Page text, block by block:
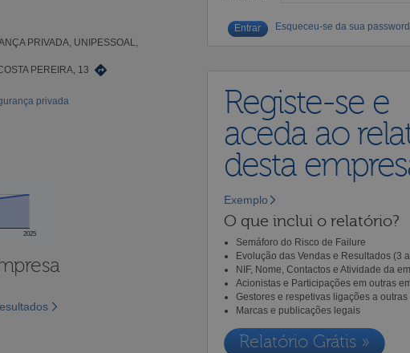
PRIVADA, UNIPESSOAL,
PEREIRA, 13
privada
2025
Esqueceu-se da sua
Registe-se e
aceda ao
desta
Exemplo
O que inclui o relatório?
Semáforo do Risco de Failure
Evolução das Vendas e Resultados (3
NIF, Nome, Contactos e Atividade da
Acionistas e Participações em outras
Gestores e respetivas ligações a
Marcas e publicações legais
Relatório Grátis »